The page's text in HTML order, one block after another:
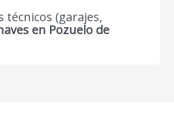
técnicos (garajes,
en Pozuelo de